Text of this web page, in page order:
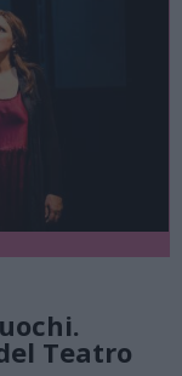
Teatro